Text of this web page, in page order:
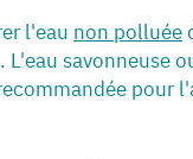
l'eau non polluée
L'eau savonneuse
pour